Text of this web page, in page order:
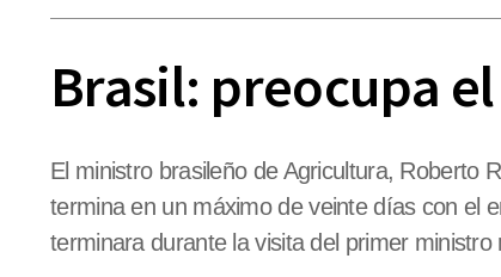
Brasil: preocupa
El ministro brasileño de Agricultura, Roberto
termina en un máximo de veinte días con el
terminara durante la visita del primer